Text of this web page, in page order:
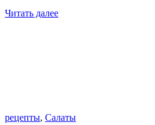
Читать далее
рецепты, Салаты